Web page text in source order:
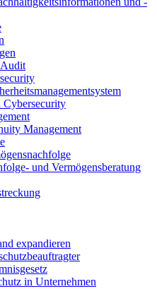
Management
und Vermögensberatung
expandieren
in Unternehmen